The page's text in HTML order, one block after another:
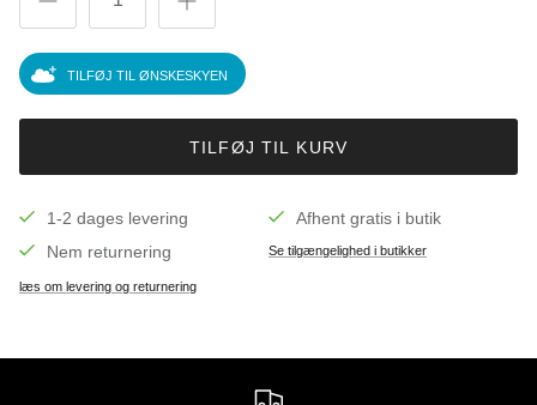
TILFØJ TIL ØNSKESKYEN
TILFØJ TIL KURV
1-2 dages levering
Nem returnering
læs om levering og returnering
Afhent gratis i butik
Se tilgængelighed i butikker